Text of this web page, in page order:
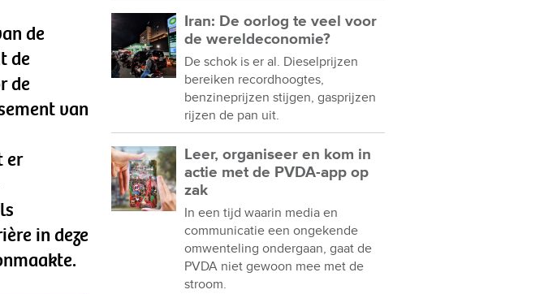
de
de
de
van
er
in deze
Iran: De oorlog te veel voor
de wereldeconomie?
De schok is er al. Dieselprijzen
bereiken recordhoogtes,
benzineprijzen stijgen, gasprijzen
rijzen de pan uit.
Leer, organiseer en kom in
actie met de PVDA-app op
zak
In een tijd waarin media en
communicatie een ongekende
omwenteling ondergaan, gaat de
PVDA niet gewoon mee met de
stroom.